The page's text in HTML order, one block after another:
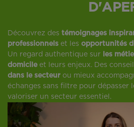
Découvrez des témoignages
professionnels et les opportunités
Un regard authentique sur les
domicileet leurs enjeux. Des
dans le secteur ou mieux
échanges sans filtre pour dépasser
valoriser un secteur essentiel.